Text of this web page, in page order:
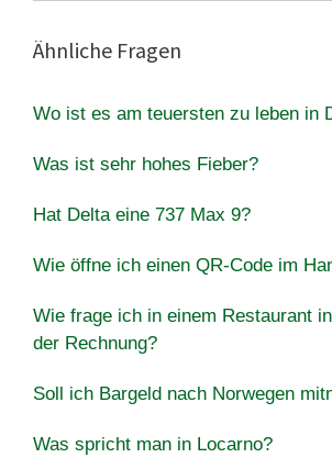
Ähnliche Fragen
Wo ist es am teuersten zu leben in
Was ist sehr hohes Fieber?
Hat Delta eine 737 Max 9?
Wie öffne ich einen QR-Code im
Wie frage ich in einem Restaurant
der Rechnung?
Soll ich Bargeld nach Norwegen
Was spricht man in Locarno?